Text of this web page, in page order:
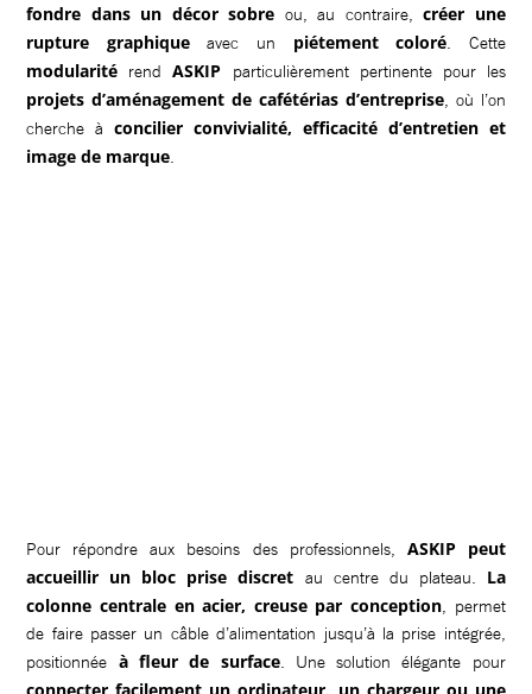
fondre dans un décor sobre ou, au contraire,créer une
rupture graphiqueavec un piétement coloré. Cette
modularité rendASKIP particulièrement pertinente pour les
projets d’aménagement de cafétérias d’entreprise, où l’on
cherche àconcilier convivialité, efficacité d’entretien et
image de marque.
Pour répondre aux besoins des professionnels, ASKIP peut
accueillir un bloc prise discret au centre du plateau. La
colonne centrale en acier, creuse par conception, permet
de faire passer un câble d’alimentation jusqu’à la prise intégrée,
positionnée à fleur de surface. Une solution élégante pour